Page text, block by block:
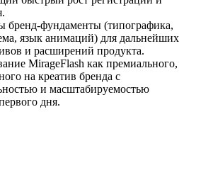
бренд-фундаменты (типографика,
язык анимаций) для дальнейших
и расширений продукта.
MirageFlash как премиального,
на креатив бренда с
и масштабируемостью
дня.